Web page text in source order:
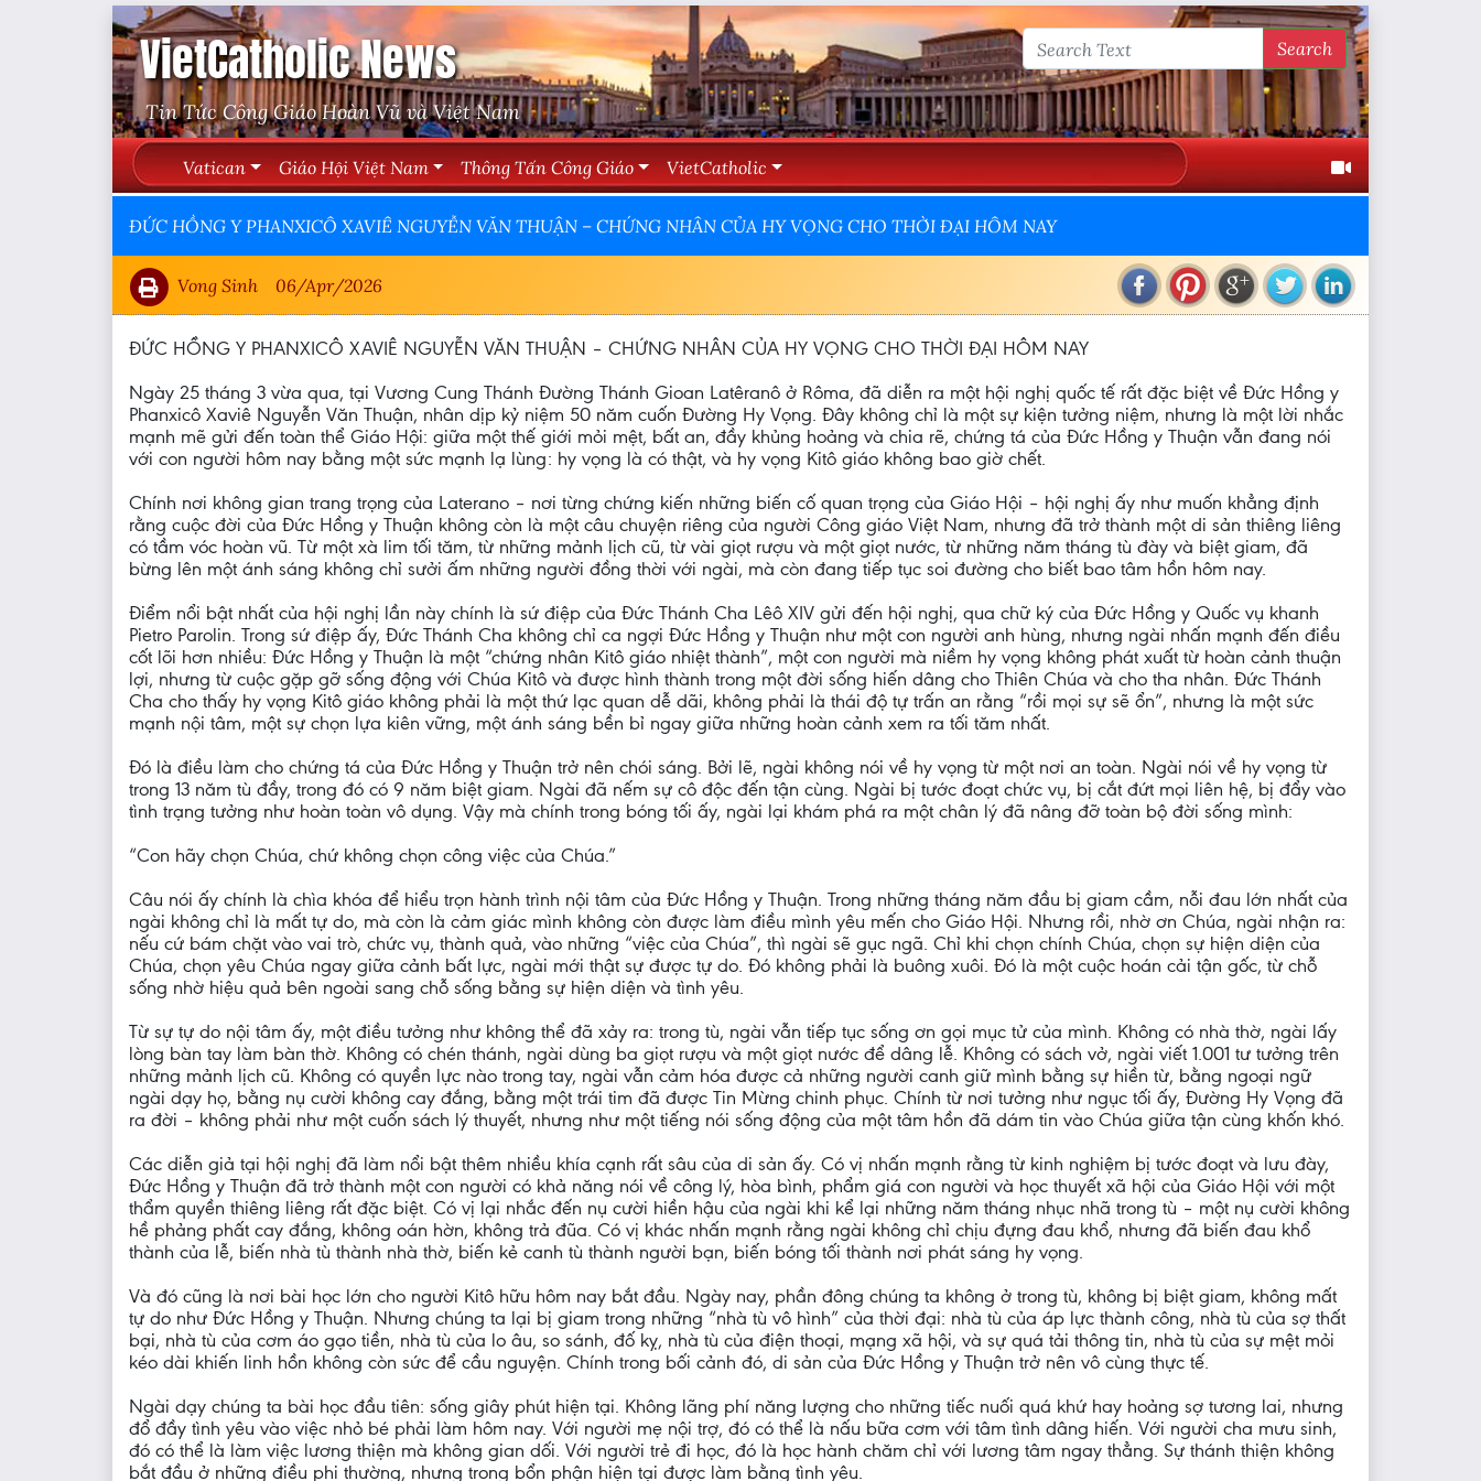
VietCatholic News
Tin Tức Công Giáo Hoàn Vũ và Việt Nam
Search
Vatican Giáo Hội Việt Nam Thông Tấn Công Giáo VietCatholic
ĐỨC HỒNG Y PHANXICÔ XAVIÊ NGUYỄN VĂN THUẬN – CHỨNG NHÂN CỦA HY VỌNG CHO THỜI ĐẠI HÔM NAY
Vong Sinh 06/Apr/2026
ĐỨC HỒNG Y PHANXICÔ XAVIÊ NGUYỄN VĂN THUẬN – CHỨNG NHÂN CỦA HY VỌNG CHO THỜI ĐẠI HÔM NAY
Ngày 25 tháng 3 vừa qua, tại Vương Cung Thánh Đường Thánh Gioan Latêranô ở Rôma, đã diễn ra một hội nghị quốc tế rất đặc biệt về Đức Hồng y
Phanxicô Xaviê Nguyễn Văn Thuận, nhân dịp kỷ niệm 50 năm cuốn Đường Hy Vọng. Đây không chỉ là một sự kiện tưởng niệm, nhưng là một lời nhắc
mạnh mẽ gửi đến toàn thể Giáo Hội: giữa một thế giới mỏi mệt, bất an, đầy khủng hoảng và chia rẽ, chứng tá của Đức Hồng y Thuận vẫn đang nói
với con người hôm nay bằng một sức mạnh lạ lùng: hy vọng là có thật, và hy vọng Kitô giáo không bao giờ chết.
Chính nơi không gian trang trọng của Laterano – nơi từng chứng kiến những biến cố quan trọng của Giáo Hội – hội nghị ấy như muốn khẳng định
rằng cuộc đời của Đức Hồng y Thuận không còn là một câu chuyện riêng của người Công giáo Việt Nam, nhưng đã trở thành một di sản thiêng liêng
có tầm vóc hoàn vũ. Từ một xà lim tối tăm, từ những mảnh lịch cũ, từ vài giọt rượu và một giọt nước, từ những năm tháng tù đày và biệt giam, đã
bừng lên một ánh sáng không chỉ sưởi ấm những người đồng thời với ngài, mà còn đang tiếp tục soi đường cho biết bao tâm hồn hôm nay.
Điểm nổi bật nhất của hội nghị lần này chính là sứ điệp của Đức Thánh Cha Lêô XIV gửi đến hội nghị, qua chữ ký của Đức Hồng y Quốc vụ khanh
Pietro Parolin. Trong sứ điệp ấy, Đức Thánh Cha không chỉ ca ngợi Đức Hồng y Thuận như một con người anh hùng, nhưng ngài nhấn mạnh đến điều
cốt lõi hơn nhiều: Đức Hồng y Thuận là một “chứng nhân Kitô giáo nhiệt thành”, một con người mà niềm hy vọng không phát xuất từ hoàn cảnh thuận
lợi, nhưng từ cuộc gặp gỡ sống động với Chúa Kitô và được hình thành trong một đời sống hiến dâng cho Thiên Chúa và cho tha nhân. Đức Thánh
Cha cho thấy hy vọng Kitô giáo không phải là một thứ lạc quan dễ dãi, không phải là thái độ tự trấn an rằng “rồi mọi sự sẽ ổn”, nhưng là một sức
mạnh nội tâm, một sự chọn lựa kiên vững, một ánh sáng bền bỉ ngay giữa những hoàn cảnh xem ra tối tăm nhất.
Đó là điều làm cho chứng tá của Đức Hồng y Thuận trở nên chói sáng. Bởi lẽ, ngài không nói về hy vọng từ một nơi an toàn. Ngài nói về hy vọng từ
trong 13 năm tù đầy, trong đó có 9 năm biệt giam. Ngài đã nếm sự cô độc đến tận cùng. Ngài bị tước đoạt chức vụ, bị cắt đứt mọi liên hệ, bị đẩy vào
tình trạng tưởng như hoàn toàn vô dụng. Vậy mà chính trong bóng tối ấy, ngài lại khám phá ra một chân lý đã nâng đỡ toàn bộ đời sống mình:
“Con hãy chọn Chúa, chứ không chọn công việc của Chúa.”
Câu nói ấy chính là chìa khóa để hiểu trọn hành trình nội tâm của Đức Hồng y Thuận. Trong những tháng năm đầu bị giam cầm, nỗi đau lớn nhất của
ngài không chỉ là mất tự do, mà còn là cảm giác mình không còn được làm điều mình yêu mến cho Giáo Hội. Nhưng rồi, nhờ ơn Chúa, ngài nhận ra:
nếu cứ bám chặt vào vai trò, chức vụ, thành quả, vào những “việc của Chúa”, thì ngài sẽ gục ngã. Chỉ khi chọn chính Chúa, chọn sự hiện diện của
Chúa, chọn yêu Chúa ngay giữa cảnh bất lực, ngài mới thật sự được tự do. Đó không phải là buông xuôi. Đó là một cuộc hoán cải tận gốc, từ chỗ
sống nhờ hiệu quả bên ngoài sang chỗ sống bằng sự hiện diện và tình yêu.
Từ sự tự do nội tâm ấy, một điều tưởng như không thể đã xảy ra: trong tù, ngài vẫn tiếp tục sống ơn gọi mục tử của mình. Không có nhà thờ, ngài lấy
lòng bàn tay làm bàn thờ. Không có chén thánh, ngài dùng ba giọt rượu và một giọt nước để dâng lễ. Không có sách vở, ngài viết 1.001 tư tưởng trên
những mảnh lịch cũ. Không có quyền lực nào trong tay, ngài vẫn cảm hóa được cả những người canh giữ mình bằng sự hiền từ, bằng ngoại ngữ
ngài dạy họ, bằng nụ cười không cay đắng, bằng một trái tim đã được Tin Mừng chinh phục. Chính từ nơi tưởng như ngục tối ấy, Đường Hy Vọng đã
ra đời – không phải như một cuốn sách lý thuyết, nhưng như một tiếng nói sống động của một tâm hồn đã dám tin vào Chúa giữa tận cùng khốn khó.
Các diễn giả tại hội nghị đã làm nổi bật thêm nhiều khía cạnh rất sâu của di sản ấy. Có vị nhấn mạnh rằng từ kinh nghiệm bị tước đoạt và lưu đày,
Đức Hồng y Thuận đã trở thành một con người có khả năng nói về công lý, hòa bình, phẩm giá con người và học thuyết xã hội của Giáo Hội với một
thẩm quyền thiêng liêng rất đặc biệt. Có vị lại nhắc đến nụ cười hiền hậu của ngài khi kể lại những năm tháng nhục nhã trong tù – một nụ cười không
hề phảng phất cay đắng, không oán hờn, không trả đũa. Có vị khác nhấn mạnh rằng ngài không chỉ chịu đựng đau khổ, nhưng đã biến đau khổ
thành của lễ, biến nhà tù thành nhà thờ, biến kẻ canh tù thành người bạn, biến bóng tối thành nơi phát sáng hy vọng.
Và đó cũng là nơi bài học lớn cho người Kitô hữu hôm nay bắt đầu. Ngày nay, phần đông chúng ta không ở trong tù, không bị biệt giam, không mất
tự do như Đức Hồng y Thuận. Nhưng chúng ta lại bị giam trong những “nhà tù vô hình” của thời đại: nhà tù của áp lực thành công, nhà tù của sợ thất
bại, nhà tù của cơm áo gạo tiền, nhà tù của lo âu, so sánh, đố kỵ, nhà tù của điện thoại, mạng xã hội, và sự quá tải thông tin, nhà tù của sự mệt mỏi
kéo dài khiến linh hồn không còn sức để cầu nguyện. Chính trong bối cảnh đó, di sản của Đức Hồng y Thuận trở nên vô cùng thực tế.
Ngài dạy chúng ta bài học đầu tiên: sống giây phút hiện tại. Không lãng phí năng lượng cho những tiếc nuối quá khứ hay hoảng sợ tương lai, nhưng
đổ đầy tình yêu vào việc nhỏ bé phải làm hôm nay. Với người mẹ nội trợ, đó có thể là nấu bữa cơm với tâm tình dâng hiến. Với người cha mưu sinh,
đó có thể là làm việc lương thiện mà không gian dối. Với người trẻ đi học, đó là học hành chăm chỉ với lương tâm ngay thẳng. Sự thánh thiện không
bắt đầu ở những điều phi thường, nhưng trong bổn phận hiện tại được làm bằng tình yêu.